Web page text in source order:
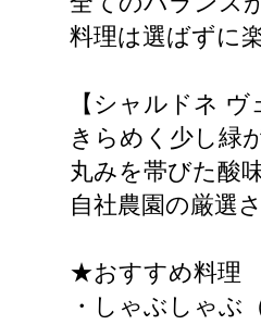
料理は選ばずに
【シャルドネ
きらめく少し緑
丸みを帯びた酸
自社農園の厳選
★おすすめ料理
・しゃぶしゃぶ